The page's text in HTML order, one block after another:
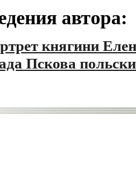
автора:
княгини
Пскова